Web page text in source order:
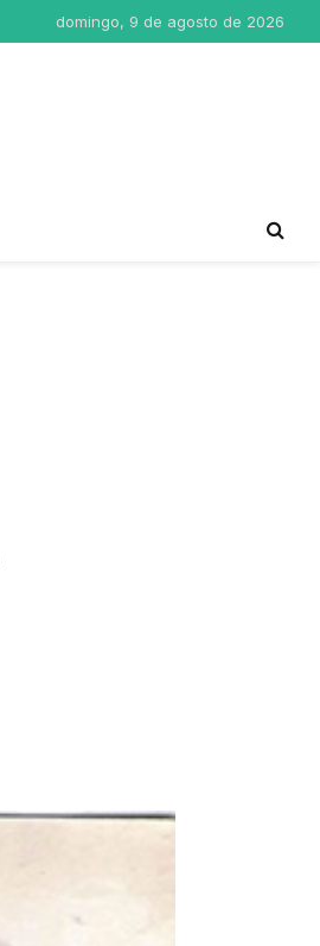
domingo, 9 de agosto de 2026